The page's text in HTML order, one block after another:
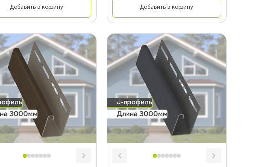
Добавить в корзину Добавить в корзину